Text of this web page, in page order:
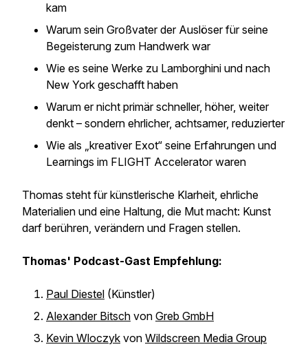
kam
Warum sein Großvater der Auslöser für seine
Begeisterung zum Handwerk war
Wie es seine Werke zu Lamborghini und nach
New York geschafft haben
Warum er nicht primär schneller, höher, weiter
denkt – sondern ehrlicher, achtsamer, reduzierter
Wie als „kreativer Exot“ seine Erfahrungen und
Learnings im FLIGHT Accelerator waren
Thomas steht für künstlerische Klarheit, ehrliche
Materialien und eine Haltung, die Mut macht: Kunst
darf berühren, verändern und Fragen stellen.
Thomas' Podcast-Gast Empfehlung:
Paul Diestel (Künstler)
Alexander Bitsch von Greb GmbH
Kevin Wloczyk von Wildscreen Media Group